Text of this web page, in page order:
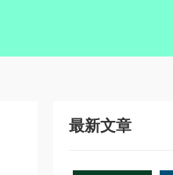
最新文章